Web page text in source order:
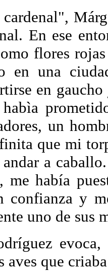
En ese
flores
en una
en
un
que mi
a
me había
confianza y
uno de sus
aves que